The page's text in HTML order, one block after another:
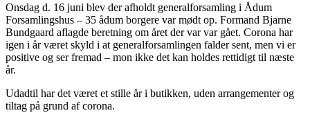
Onsdag d. 16 juni blev der afholdt generalforsamling i Ådum
Forsamlingshus – 35 ådum borgere var mødt op. Formand Bjarne
Bundgaard aflagde beretning om året der var var gået. Corona har
igen i år været skyld i at generalforsamlingen falder sent, men vi er
positive og ser fremad – mon ikke det kan holdes rettidigt til næste
år.
Udadtil har det været et stille år i butikken, uden arrangementer og
tiltag på grund af corona.